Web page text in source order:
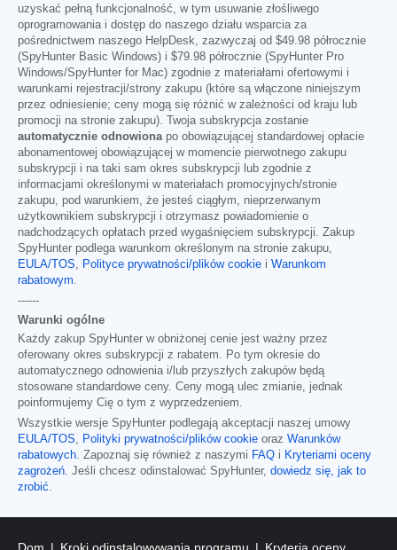
uzyskać pełną funkcjonalność, w tym usuwanie złośliwego
oprogramowania i dostęp do naszego działu wsparcia za
pośrednictwem naszego HelpDesk, zazwyczaj od $49.98 półrocznie
(SpyHunter Basic Windows) i $79.98 półrocznie (SpyHunter Pro
Windows/SpyHunter for Mac) zgodnie z materiałami ofertowymi i
warunkami rejestracji/strony zakupu (które są włączone niniejszym
przez odniesienie; ceny mogą się różnić w zależności od kraju lub
promocji na stronie zakupu). Twoja subskrypcja zostanie
automatycznie odnowionapo obowiązującej standardowej opłacie
abonamentowej obowiązującej w momencie pierwotnego zakupu
subskrypcji i na taki sam okres subskrypcji lub zgodnie z
informacjami określonymi w materiałach promocyjnych/stronie
zakupu, pod warunkiem, że jesteś ciągłym, nieprzerwanym
użytkownikiem subskrypcji i otrzymasz powiadomienie o
nadchodzących opłatach przed wygaśnięciem subskrypcji. Zakup
SpyHunter podlega warunkom określonym na stronie zakupu,
EULA/TOS, Polityce prywatności/plików cookie i Warunkom
rabatowym.
------
Warunki ogólne
Każdy zakup SpyHunter w obniżonej cenie jest ważny przez
oferowany okres subskrypcji z rabatem. Po tym okresie do
automatycznego odnowienia i/lub przyszłych zakupów będą
stosowane standardowe ceny. Ceny mogą ulec zmianie, jednak
poinformujemy Cię o tym z wyprzedzeniem.
Wszystkie wersje SpyHunter podlegają akceptacji naszej umowy
EULA/TOS, Polityki prywatności/plików cookie oraz Warunków
rabatowych. Zapoznaj się również z naszymi FAQ i Kryteriami oceny
zagrożeń. Jeśli chcesz odinstalować SpyHunter, dowiedz się, jak to
zrobić.